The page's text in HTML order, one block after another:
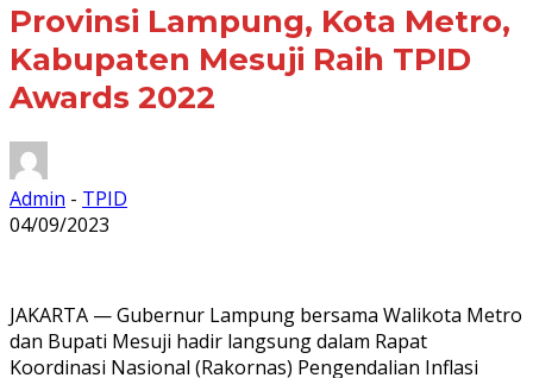
Provinsi Lampung, Kota Metro,
Kabupaten Mesuji Raih TPID
Awards 2022
Admin - TPID
04/09/2023
JAKARTA — Gubernur Lampung bersama Walikota Metro
dan Bupati Mesuji hadir langsung dalam Rapat
Koordinasi Nasional (Rakornas) Pengendalian Inflasi